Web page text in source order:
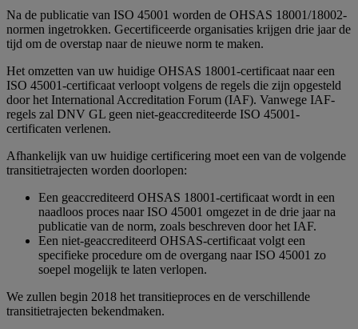
Na de publicatie van ISO 45001 worden de OHSAS 18001/18002-
normen ingetrokken. Gecertificeerde organisaties krijgen drie jaar de
tijd om de overstap naar de nieuwe norm te maken.
Het omzetten van uw huidige OHSAS 18001-certificaat naar een
ISO 45001-certificaat verloopt volgens de regels die zijn opgesteld
door het International Accreditation Forum (IAF). Vanwege IAF-
regels zal DNV GL geen niet-geaccrediteerde ISO 45001-
certificaten verlenen.
Afhankelijk van uw huidige certificering moet een van de volgende
transitietrajecten worden doorlopen:
Een geaccrediteerd OHSAS 18001-certificaat wordt in een
naadloos proces naar ISO 45001 omgezet in de drie jaar na
publicatie van de norm, zoals beschreven door het IAF.
Een niet-geaccrediteerd OHSAS-certificaat volgt een
specifieke procedure om de overgang naar ISO 45001 zo
soepel mogelijk te laten verlopen.
We zullen begin 2018 het transitieproces en de verschillende
transitietrajecten bekendmaken.